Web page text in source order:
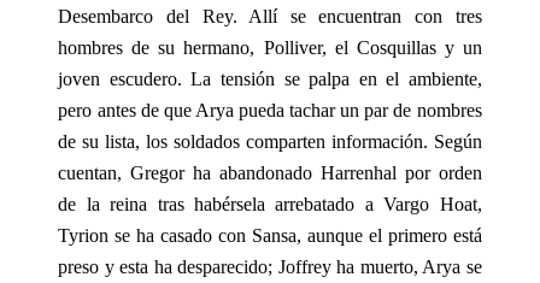
Desembarco del Rey. Allí se encuentran con tres
hombres de su hermano, Polliver, el Cosquillas y un
joven escudero. La tensión se palpa en el ambiente,
pero antes de que Arya pueda tachar un par de nombres
de su lista, los soldados comparten información. Según
cuentan, Gregor ha abandonado Harrenhal por orden
de la reina tras habérsela arrebatado a Vargo Hoat,
Tyrion se ha casado con Sansa, aunque el primero está
preso y esta ha desparecido; Joffrey ha muerto, Arya se